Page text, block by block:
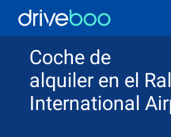
Coche de
alquiler en el
International